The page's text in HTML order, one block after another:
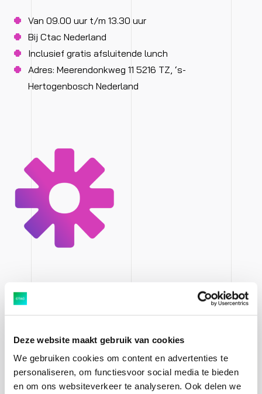
Deze website maakt gebruik van cookies
We gebruiken cookies om content en advertenties te
personaliseren, om functiesvoor social media te bieden
en om ons websiteverkeer te analyseren. Ook delen we
Van 09.00 uur t/m 13.30 uur
Bij Ctac Nederland
Inclusief gratis afsluitende lunch
Adres: Meerendonkweg 11 5216 TZ, ‘s-
Hertogenbosch Nederland